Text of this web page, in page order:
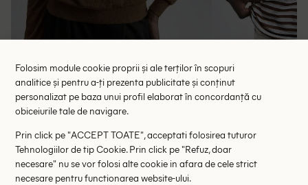
Bluza Ontre, maro
49.50 lei
RRP: 99.00 lei
S
Folosim module cookie proprii și ale terților în scopuri
analitice și pentru a-ți prezenta publicitate și conținut
personalizat pe baza unui profil elaborat în concordanță cu
obiceiurile tale de navigare.
Prin click pe "ACCEPT TOATE", acceptati folosirea tuturor
Tehnologiilor de tip Cookie. Prin click pe "Refuz, doar
necesare" nu se vor folosi alte cookie in afara de cele strict
necesare pentru functionarea website-ului.